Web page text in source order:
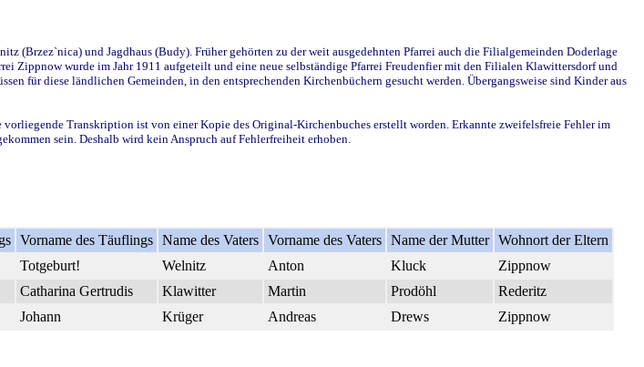
und Jagdhaus (Budy). Früher gehörten zu der weit ausgedehnten Pfarrei auch die Filialgemeinden Doderlage
Zippnow wurde im Jahr 1911 aufgeteilt und eine neue selbständige Pfarrei Freudenfier mit den Filialen Klawittersdorf und
für diese ländlichen Gemeinden, in den entsprechenden Kirchenbüchern gesucht werden. Übergangsweise sind Kinder aus
Transkription ist von einer Kopie des Original-Kirchenbuches erstellt worden. Erkannte zweifelsfreie Fehler im
sein. Deshalb wird kein Anspruch auf Fehlerfreiheit erhoben.
Vorname des Täuflings Name des Vaters Vorname des Vaters Name der Mutter Wohnort der Eltern
Totgeburt! Welnitz Anton Kluck
Zippnow
Catharina Gertrudis Klawitter Martin Prodöhl
Rederitz
Johann Krüger Andreas Drews Zippnow